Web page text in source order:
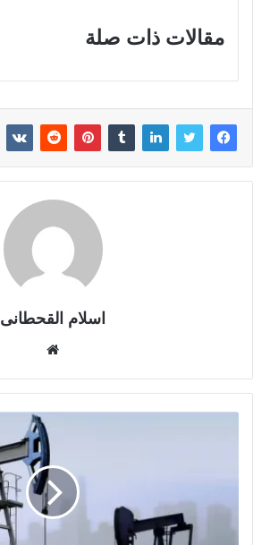
مقالات ذات صلة
اسلام القحطانى
ق
ع
ا
ل
و
ي
ب